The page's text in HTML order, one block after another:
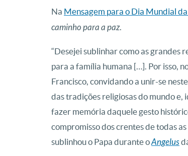
Na Mensagem para o Dia Mundial
caminho para a paz.
“Desejei sublinhar como as grandes
para a família humana […]. Por isso,
Francisco, convidando a unir-se
das tradições religiosas do mundo e,
fazer memória daquele gesto
compromisso dos crentes de todas
sublinhou o Papa durante oAngelus